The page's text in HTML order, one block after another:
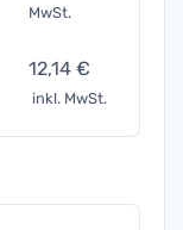
MwSt.
12,14 €
inkl. MwSt.